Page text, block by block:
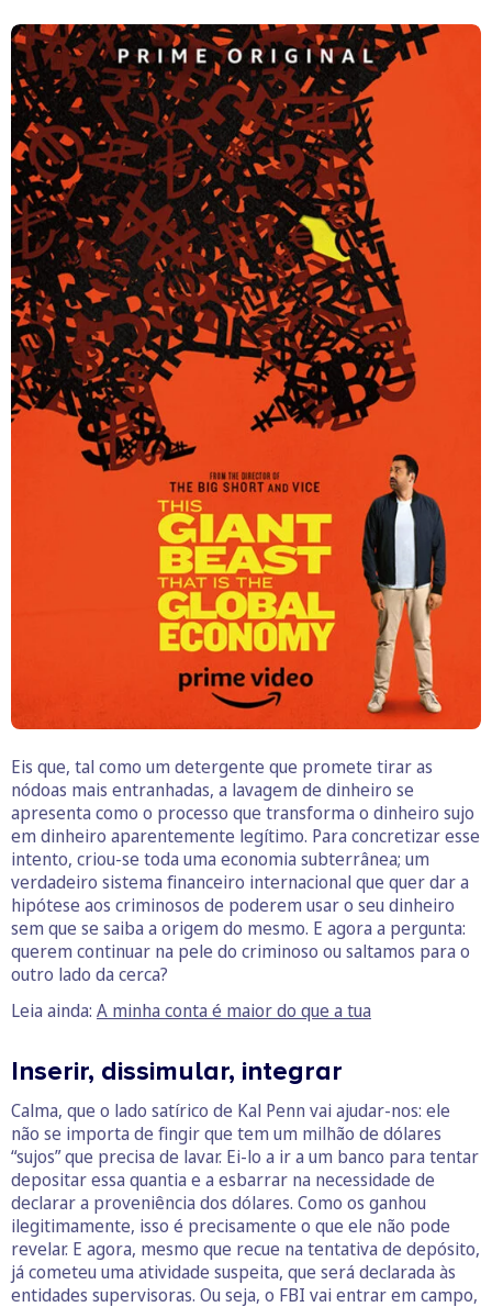
Eis que, tal como um detergente que promete tirar as
nódoas mais entranhadas, a lavagem de dinheiro se
apresenta como o processo que transforma o dinheiro sujo
em dinheiro aparentemente legítimo. Para concretizar esse
intento, criou-se toda uma economia subterrânea; um
verdadeiro sistema financeiro internacional que quer dar a
hipótese aos criminosos de poderem usar o seu dinheiro
sem que se saiba a origem do mesmo. E agora a pergunta:
querem continuar na pele do criminoso ou saltamos para o
outro lado da cerca?
Leia ainda: A minha conta é maior do que a tua
Inserir, dissimular, integrar
Calma, que o lado satírico de Kal Penn vai ajudar-nos: ele
não se importa de fingir que tem um milhão de dólares
“sujos” que precisa de lavar. Ei-lo a ir a um banco para tentar
depositar essa quantia e a esbarrar na necessidade de
declarar a proveniência dos dólares. Como os ganhou
ilegitimamente, isso é precisamente o que ele não pode
revelar. E agora, mesmo que recue na tentativa de depósito,
já cometeu uma atividade suspeita, que será declarada às
entidades supervisoras. Ou seja, o FBI vai entrar em campo,